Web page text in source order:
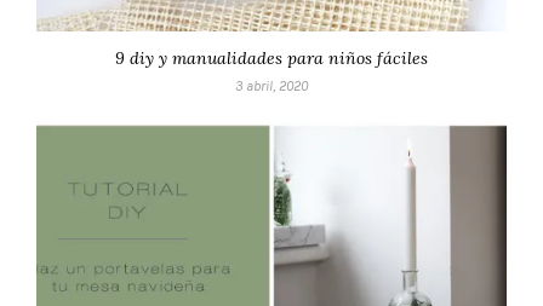
9 diy y manualidades para niños fáciles
3 abril, 2020